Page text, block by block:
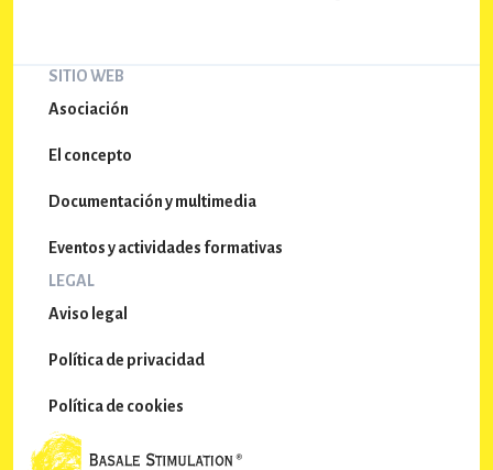
Dentro
asignatura
cuarto
de
Fisioterapia
universidad
Umanresa.
SITIO WEB
Asociación
El concepto
Documentación y multimedia
Eventos y actividades formativas
LEGAL
Aviso legal
Política de privacidad
Política de cookies